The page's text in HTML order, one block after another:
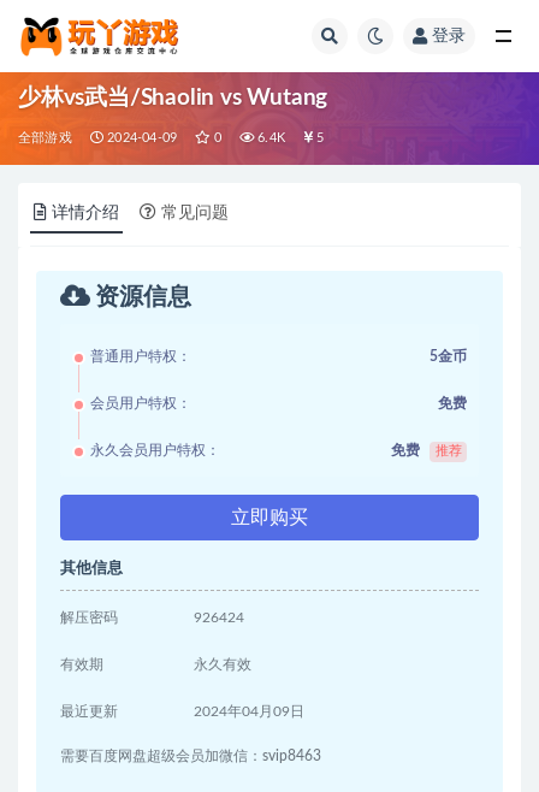
登录
少林vs武当/Shaolin vs Wutang
全部游戏 2024-04-09 0 6.4K 5
详情介绍 常见问题
资源信息
普通用户特权： 5金币
会员用户特权： 免费
永久会员用户特权： 免费 推荐
立即购买
其他信息
解压密码 926424
有效期 永久有效
最近更新 2024年04月09日
需要百度网盘超级会员加微信：svip8463